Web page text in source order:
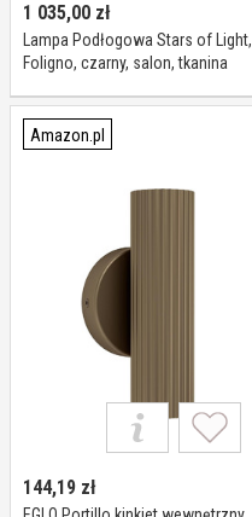
1 035,00 zł
Lampa Podłogowa Stars of Light,
Foligno, czarny, salon, tkanina
Amazon.pl
144,19 zł